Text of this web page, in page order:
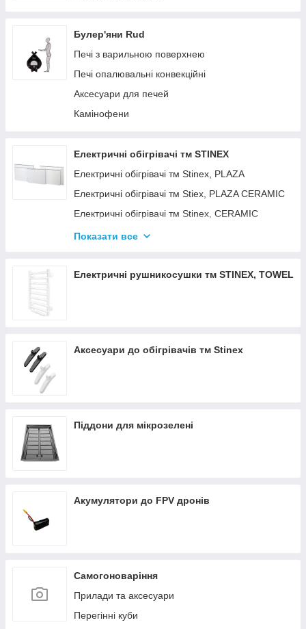
Булер'яни Rud
Печі з варильною поверхнею
Печі опалювальні конвекційні
Аксесуари для печей
Камінофени
Електричні обігрівачі тм STINEX
Електричні обігрівачі тм Stinex, PLAZA
Електричні обігрівачі тм Stiex, PLAZA CERAMIC
Електричні обігрівачі тм Stinex, CERAMIC
Електричні обігрівачі тм Stinex, COMBIE
Показати все
Електричні рушникосушки тм STINEX, TOWEL
Аксесуари до обігрівачів тм Stinex
Піддони для мікрозелені
Акумулятори до FPV дронів
Самогоноваріння
Прилади та аксесуари
Перегінні куби